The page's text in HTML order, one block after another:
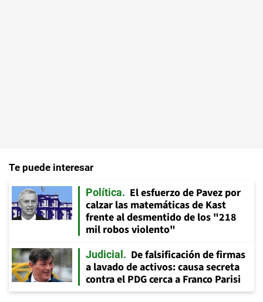
Te puede interesar
Política
El esfuerzo de Pavez por
calzar las matemáticas de Kast
frente al desmentido de los "218
mil robos violento"
Judicial
De falsificación de firmas
a lavado de activos: causa secreta
contra el PDG cerca a Franco Parisi